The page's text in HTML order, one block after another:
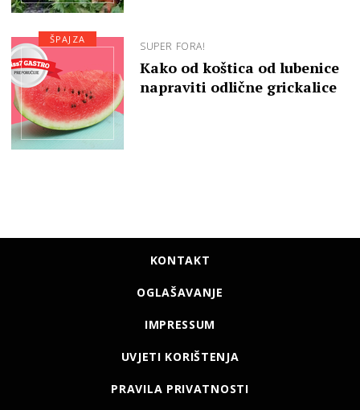
SUPER FORA!
Kako od koštica od lubenice
napraviti odlične grickalice
ŠPAJZA
KONTAKT
OGLAŠAVANJE
IMPRESSUM
UVJETI KORIŠTENJA
PRAVILA PRIVATNOSTI